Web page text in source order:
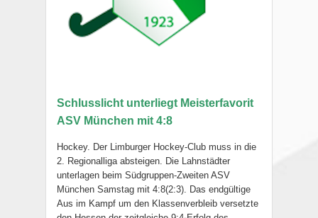
Schlusslicht unterliegt Meisterfavorit
ASV München mit 4:8
Hockey. Der Limburger Hockey-Club muss in die
2. Regionalliga absteigen. Die Lahnstädter
unterlagen beim Südgruppen-Zweiten ASV
München Samstag mit 4:8(2:3). Das endgültige
Aus im Kampf um den Klassenverbleib versetzte